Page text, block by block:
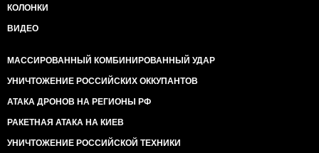
КОЛОНКИ
ВИДЕО
МАССИРОВАННЫЙ КОМБИНИРОВАННЫЙ УДАР
УНИЧТОЖЕНИЕ РОССИЙСКИХ ОККУПАНТОВ
АТАКА ДРОНОВ НА РЕГИОНЫ РФ
РАКЕТНАЯ АТАКА НА КИЕВ
УНИЧТОЖЕНИЕ РОССИЙСКОЙ ТЕХНИКИ